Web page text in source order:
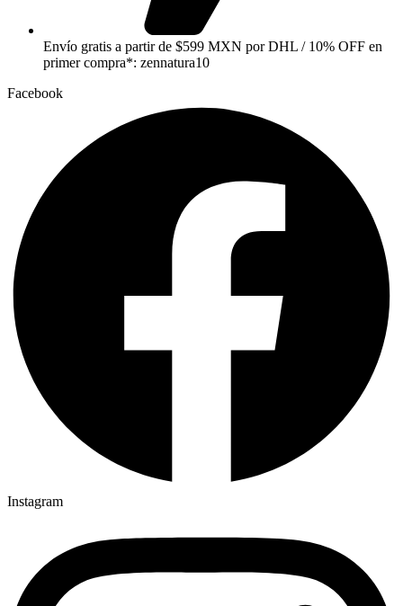
Envío gratis a partir de $599 MXN por DHL / 10% OFF en
primer compra*: zennatura10
Facebook
Instagram